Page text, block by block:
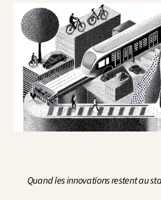
Contact
Innovation
Sciences humaines et sociales
Intelligence artificielle
Stratégie services
Design
Expérience client &
Immobilier
Quand les innovations restent au